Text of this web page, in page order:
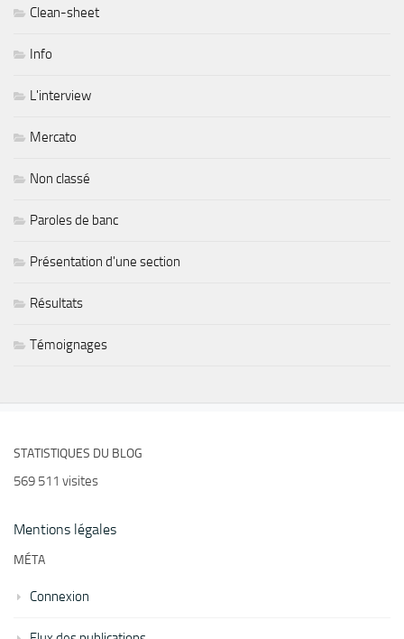
Clean-sheet
Info
L'interview
Mercato
Non classé
Paroles de banc
Présentation d'une section
Résultats
Témoignages
STATISTIQUES DU BLOG
569 511 visites
Mentions légales
MÉTA
Connexion